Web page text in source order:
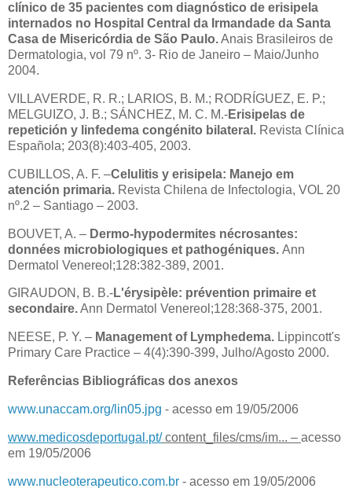
clínico de 35 pacientes com diagnóstico de erisipela
internados no Hospital Central da Irmandade da Santa
Casa de Misericórdia de São Paulo.Anais Brasileiros de
Dermatologia, vol 79 nº. 3- Rio de Janeiro – Maio/Junho
2004.
VILLAVERDE, R. R.; LARIOS, B. M.; RODRÍGUEZ, E. P.;
MELGUIZO, J. B.; SÁNCHEZ, M. C. M.-Erisipelas de
repetición y linfedema congénito bilateral. Revista Clínica
Española; 203(8):403-405, 2003.
CUBILLOS, A. F. –Celulitis y erisipela: Manejo em
atención primaria. Revista Chilena de Infectologia, VOL 20
nº.2 – Santiago – 2003.
BOUVET, A. – Dermo-hypodermites nécrosantes:
données microbiologiques et pathogéniques. Ann
Dermatol Venereol;128:382-389, 2001.
GIRAUDON, B. B.-L'érysipèle: prévention primaire et
secondaire.Ann Dermatol Venereol;128:368-375, 2001.
NEESE, P. Y. – Management of Lymphedema. Lippincott's
Primary Care Practice – 4(4):390-399, Julho/Agosto 2000.
Referências Bibliográficas dos anexos
www.unaccam.org/lin05.jpg - acesso em 19/05/2006
www.medicosdeportugal.pt/content_files/cms/im... – acesso
em 19/05/2006
www.nucleoterapeutico.com.br - acesso em 19/05/2006